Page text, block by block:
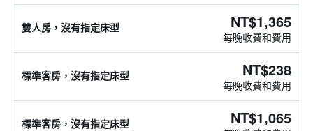
雙人房，沒有指定床型 NT$1,365
每晚收費和費用
標準客房，沒有指定床型 NT$238
每晚收費和費用
標準客房，沒有指定床型 NT$1,065